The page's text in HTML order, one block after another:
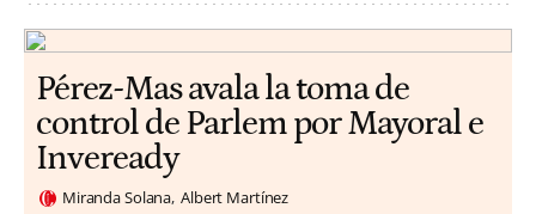
Pérez-Mas avala la toma de
control de Parlem por Mayoral e
Inveready
Miranda Solana Albert Martínez